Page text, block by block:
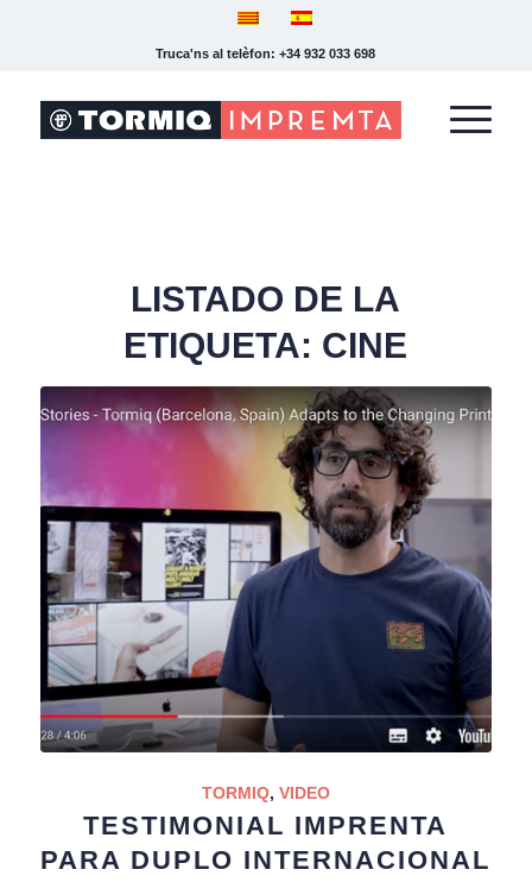
Truca'ns al telèfon: +34 932 033 698
LISTADO DE LA
ETIQUETA: CINE
TORMIQ, VIDEO
TESTIMONIAL IMPRENTA
PARA DUPLO INTERNACIONAL